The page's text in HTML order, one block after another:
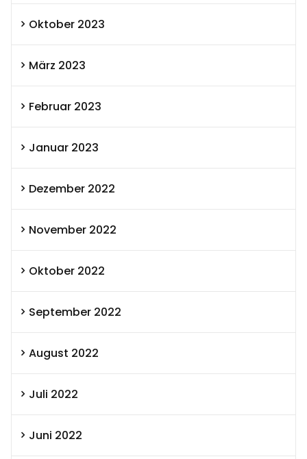
Oktober 2023
März 2023
Februar 2023
Januar 2023
Dezember 2022
November 2022
Oktober 2022
September 2022
August 2022
Juli 2022
Juni 2022